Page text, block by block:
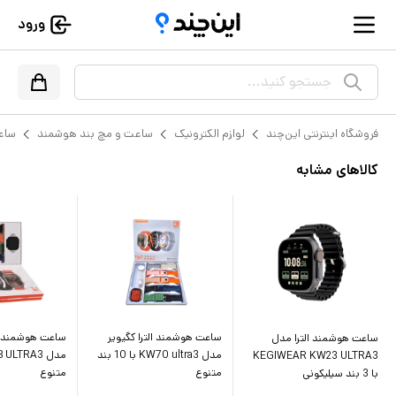
ورود
جستجو کنید...
فروشگاه اینترنتی این‌چند لوازم الکترونیک ساعت و مچ بند هوشمند
کالاهای مشابه
ساعت هوشمند الترا مدل
KEGIWEAR KW23 ULTRA3
با 3 بند سیلیکونی
ساعت هوشمند الترا کگیویر
مدل KW70 ultra3 با 10 بند
متنوع
ساعت هوشمند
متنوع